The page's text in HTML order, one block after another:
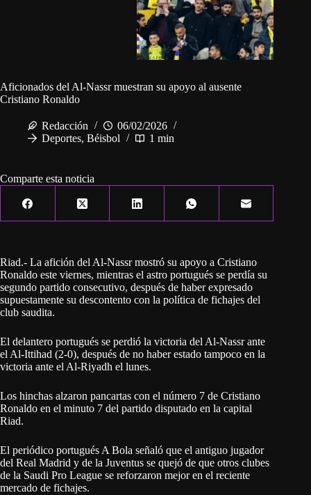
Aficionados del Al-Nassr muestran su apoyo al ausente
Cristiano Ronaldo
Redacción
06/02/2026
Deportes, Béisbol 1 min
Comparte esta noticia
Riad.- La afición del Al-Nassr mostró su apoyo a Cristiano
Ronaldo este viernes, mientras el astro portugués se perdía su
segundo partido consecutivo, después de haber expresado
supuestamente su descontento con la política de fichajes del
club saudita.
El delantero portugués se perdió la victoria del Al-Nassr ante
el Al-Ittihad (2-0), después de no haber estado tampoco en la
victoria ante el Al-Riyadh el lunes.
Los hinchas alzaron pancartas con el número 7 de Cristiano
Ronaldo en el minuto 7 del partido disputado en la capital
Riad.
El periódico portugués A Bola señaló que el antiguo jugador
del Real Madrid y de la Juventus se quejó de que otros clubes
de la Saudi Pro League se reforzaron mejor en el reciente
mercado de fichajes.